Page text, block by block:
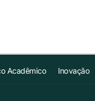
Acadêmico Inovação